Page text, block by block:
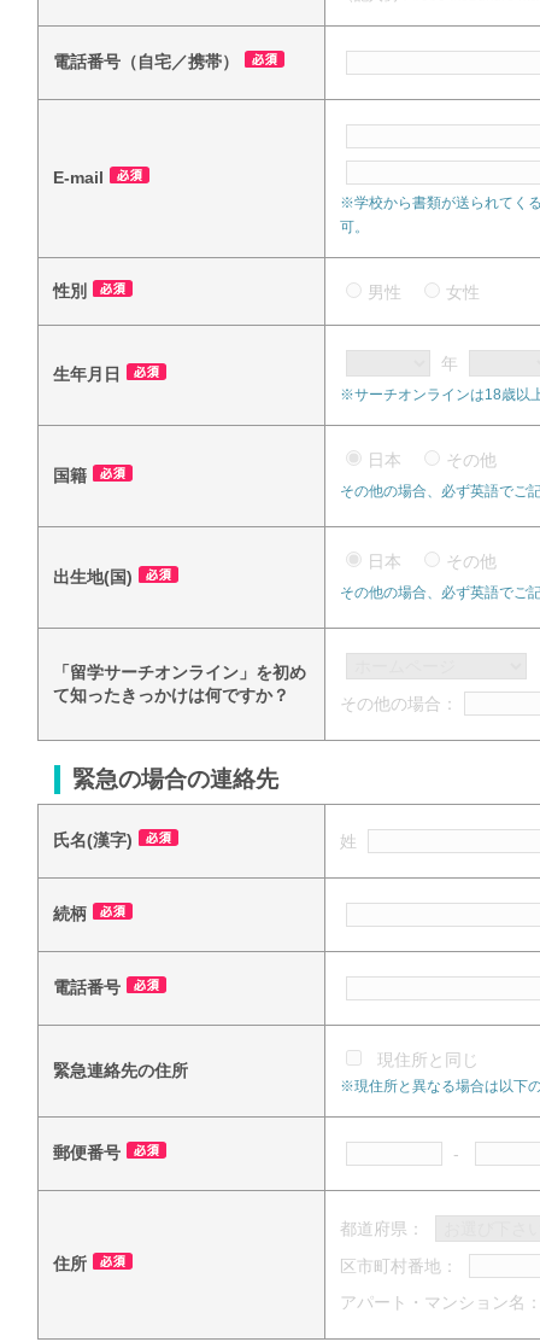
電話番号（自宅／携帯）
E-mail
※学校から書類が送られてく
可。
性別 男性 女性
生年月日
年
※サーチオンラインは18歳以
国籍
日本 その他
その他の場合、必ず英語でご
出生地(国)
日本 その他
その他の場合、必ず英語でご
「留学サーチオンライン」を初め
て知ったきっかけは何ですか？
その他の場合：
緊急の場合の連絡先
氏名(漢字) 姓
続柄
電話番号
緊急連絡先の住所
現住所と同じ
※現住所と異なる場合は以下
郵便番号 -
住所
都道府県：
区市町村番地：
アパート・マンション名